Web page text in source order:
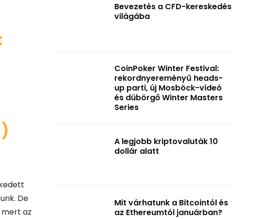
De
az
Bevezetés a CFD-kereskedés
világába
CoinPoker Winter Festival:
rekordnyereményű heads-
up parti, új Mosböck-videó
és dübörgő Winter Masters
Series
A legjobb kriptovaluták 10
dollár alatt
Mit várhatunk a Bitcointól és
az Ethereumtól januárban?